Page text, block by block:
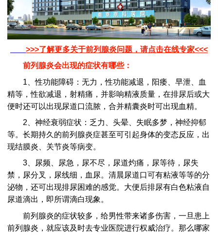
>>>了解更多关于前列腺炎问题，请点击在线专家<<<
前列腺炎会出现的症状有哪些：
1、性功能障碍：无力，性功能减退，阳痿、早泄、血
精等，性欲减退，射精痛，并影响精液质量，在排尿后或大
便时还可以出现尿道口流脓，合并精囊炎时可出现血精。
2、神经衰弱症状：乏力、头晕、失眠多梦，神经抑郁
等。长期持久的前列腺炎症甚至可引起身体的变态反应，出
现结膜炎、关节炎等病变。
3、尿频、尿急，尿不尽，尿道灼痛，尿等待，尿失
禁，尿分叉，尿线细，血尿。清晨尿道口可有粘液等等的分
泌物，还可出现排尿困难的感觉。大便后排尿有白色粘液自
尿道滴出，即所谓滴白现象。
前列腺炎的症状较多，给男性带来诸多伤害，一旦患上
前列腺炎，就应该及时去专业医院进行权威治疗。那么哪家